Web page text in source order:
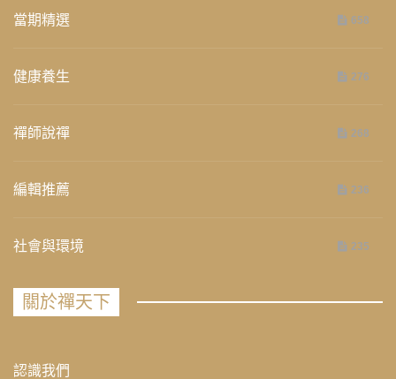
當期精選 658
健康養生 276
禪師說禪 268
編輯推薦 236
社會與環境 235
關於禪天下
認識我們